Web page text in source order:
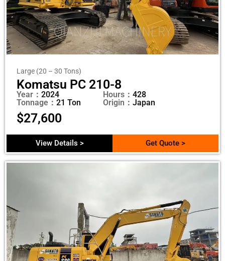
Large (20 – 30 Tons)
Komatsu PC 210-8
Year： 2024
Tonnage： 21 Ton
Hours： 428
Origin： Japan
$27,600
View Details > Get Quote >